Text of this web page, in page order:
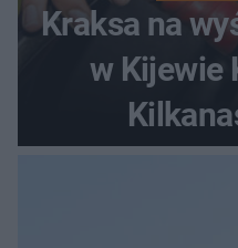
Kraksa na
w Kijewie